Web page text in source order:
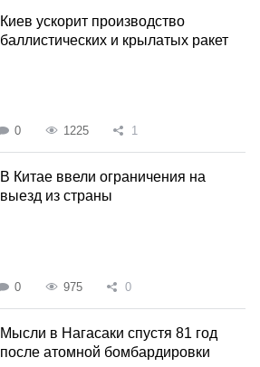
Киев ускорит производство
баллистических и крылатых ракет
0 1225 1
В Китае ввели ограничения на
выезд из страны
0 975 0
Мысли в Нагасаки спустя 81 год
после атомной бомбардировки